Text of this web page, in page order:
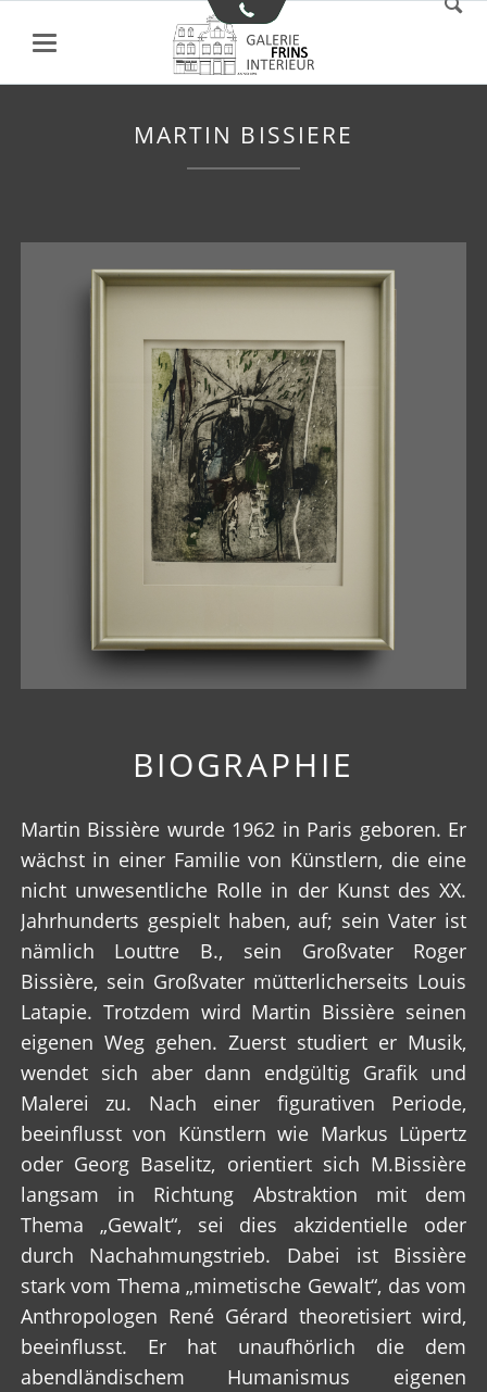
MARTIN BISSIERE
BIOGRAPHIE
Martin Bissière wurde 1962 in Paris geboren. Er
wächst in einer Familie von Künstlern, die eine
nicht unwesentliche Rolle in der Kunst des XX.
Jahrhunderts gespielt haben, auf; sein Vater ist
nämlich Louttre B., sein Großvater Roger
Bissière, sein Großvater mütterlicherseits Louis
Latapie. Trotzdem wird Martin Bissière seinen
eigenen Weg gehen. Zuerst studiert er Musik,
wendet sich aber dann endgültig Grafik und
Malerei zu. Nach einer figurativen Periode,
beeinflusst von Künstlern wie Markus Lüpertz
oder Georg Baselitz, orientiert sich M.Bissière
langsam in Richtung Abstraktion mit dem
Thema „Gewalt“, sei dies akzidentielle oder
durch Nachahmungstrieb. Dabei ist Bissière
stark vom Thema „mimetische Gewalt“, das vom
Anthropologen René Gérard theoretisiert wird,
beeinflusst. Er hat unaufhörlich die dem
abendländischem Humanismus eigenen